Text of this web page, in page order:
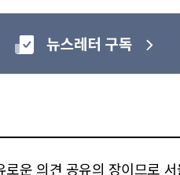
로운 의견 공유의 장이므로